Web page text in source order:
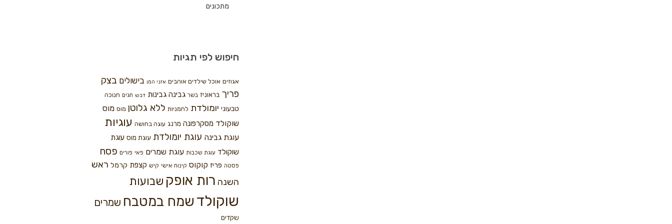
מתכונים
חיפוש לפי תגיות
אגוזים אוכל שילדים אוהבים אזני המן בישולים בצק
פריך בראוניז בשר גבינה גבינות דבש חגים חנוכה
טבעוני יומולדת לחמניות ללא גלוטן מוס מוס
שוקולד מסקרפונה מרנג עוגה בחושה עוגיות
עוגת גבינה עוגת יומולדת עוגת מוס עוגת
שוקולד עוגת שכבות עוגת שמרים פאי פורים פסח
פסטה פריז קוקוס קינוח אישי קיש קצפת קרמל ראש
השנה רות אופק שבועות
שוקולד שמח במטבח שמרים
שקדים